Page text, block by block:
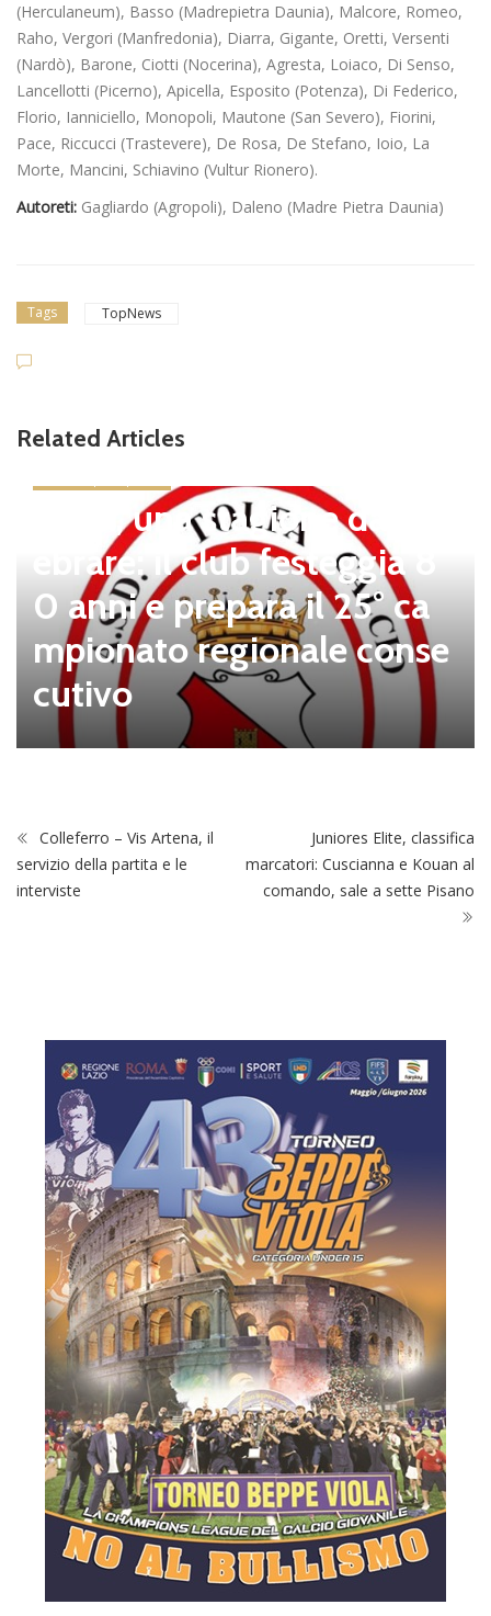
(Herculaneum), Basso (Madrepietra Daunia), Malcore, Romeo,
Raho, Vergori (Manfredonia), Diarra, Gigante, Oretti, Versenti
(Nardò), Barone, Ciotti (Nocerina), Agresta, Loiaco, Di Senso,
Lancellotti (Picerno), Apicella, Esposito (Potenza), Di Federico,
Florio, Ianniciello, Monopoli, Mautone (San Severo), Fiorini,
Pace, Riccucci (Trastevere), De Rosa, De Stefano, Ioio, La
Morte, Mancini, Schiavino (Vultur Rionero).
Autoreti: Gagliardo (Agropoli), Daleno (Madre Pietra Daunia)
Tags TopNews
Related Articles
Tolfa, una stagione da cel
ebrare: il club festeggia 8
0 anni e prepara il 25° ca
mpionato regionale conse
cutivo
Colleferro – Vis Artena, il
servizio della partita e le
interviste
Juniores Elite, classifica
marcatori: Cuscianna e Kouan al
comando, sale a sette Pisano